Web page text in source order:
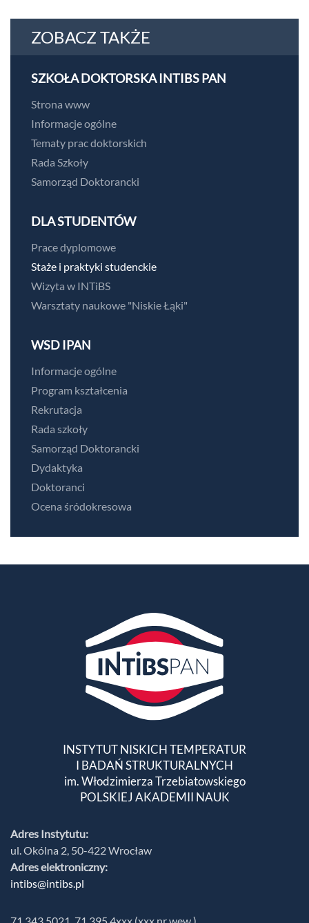
ZOBACZ TAKŻE
SZKOŁA DOKTORSKA INTIBS PAN
Strona www
Informacje ogólne
Tematy prac doktorskich
Rada Szkoły
Samorząd Doktorancki
DLA STUDENTÓW
Prace dyplomowe
Staże i praktyki studenckie
Wizyta w INTiBS
Warsztaty naukowe "Niskie Łąki"
WSD IPAN
Informacje ogólne
Program kształcenia
Rekrutacja
Rada szkoły
Samorząd Doktorancki
Dydaktyka
Doktoranci
Ocena śródokresowa
INSTYTUT NISKICH TEMPERATUR
I BADAŃ STRUKTURALNYCH
im. Włodzimierza Trzebiatowskiego
POLSKIEJ AKADEMII NAUK
Adres Instytutu:
ul. Okólna 2, 50-422 Wrocław
Adres elektroniczny:
intibs@intibs.pl